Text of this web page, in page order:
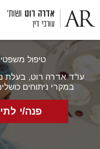
התוכן
טיפול
עו"ד אדרה רוט, בעלת
במקרי ניתוחים
פנה/י